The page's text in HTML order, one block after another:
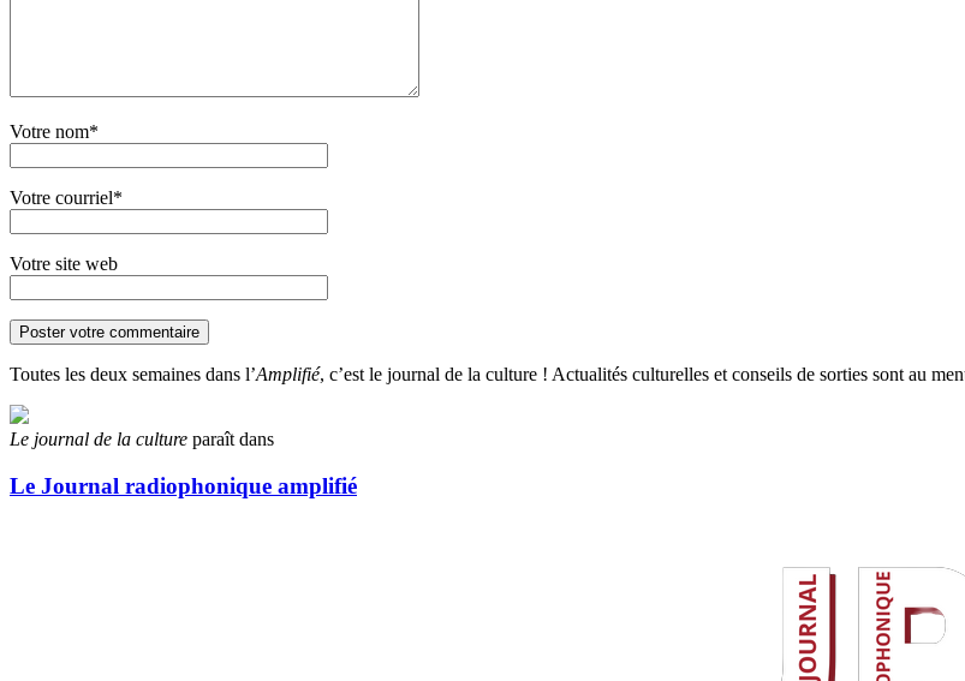
Votre nom*
Votre courriel*
Votre site web
Toutes les deux semaines dans l’Amplifié, c’est le journal de la culture ! Actualités culturelles et conseils de sorties sont au
Le journal de la culture paraît dans
Le Journal radiophonique amplifié